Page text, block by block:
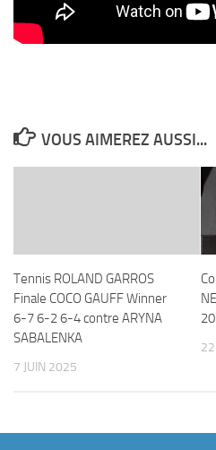
VOUS AIMEREZ AUSSI...
Tennis ROLAND GARROS
Finale COCO GAUFF Winner
6-7 6-2 6-4 contre ARYNA
SABALENKA
7 JUIN 2025